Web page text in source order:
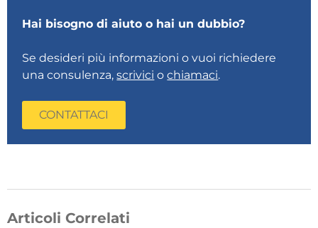
Hai bisogno di aiuto o hai un dubbio?
Se desideri più informazioni o vuoi richiedere
una consulenza,scrivici ochiamaci.
CONTATTACI
Articoli Correlati